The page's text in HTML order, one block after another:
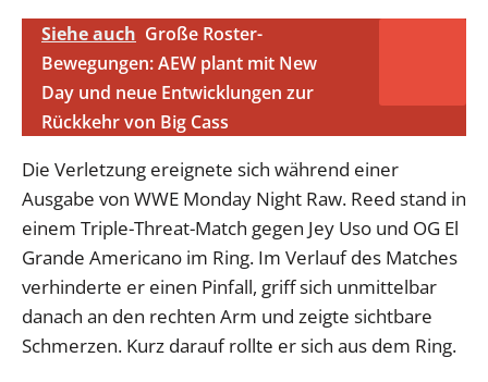
Siehe auch Große Roster-
Bewegungen: AEW plant mit New
Day und neue Entwicklungen zur
Rückkehr von Big Cass
Die Verletzung ereignete sich während einer
Ausgabe von WWE Monday Night Raw. Reed stand in
einem Triple-Threat-Match gegen Jey Uso und OG El
Grande Americano im Ring. Im Verlauf des Matches
verhinderte er einen Pinfall, griff sich unmittelbar
danach an den rechten Arm und zeigte sichtbare
Schmerzen. Kurz darauf rollte er sich aus dem Ring.